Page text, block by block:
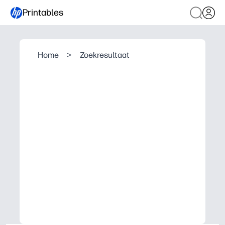
Printables
Home > Zoekresultaat